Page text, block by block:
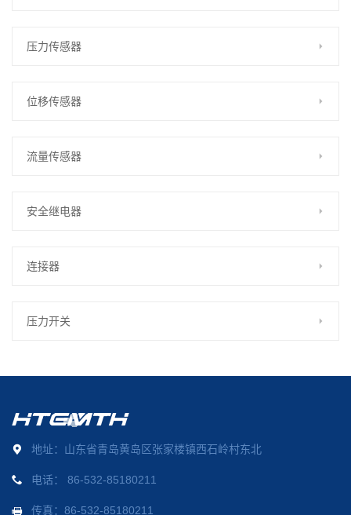
压力传感器
位移传感器
流量传感器
安全继电器
连接器
压力开关
地址：山东省青岛黄岛区张家楼镇西石岭村东北
电话： 86-532-85180211
传真：86-532-85180211